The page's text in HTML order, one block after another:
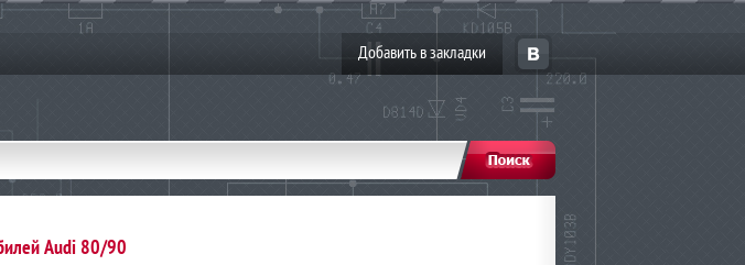
Добавить в закладки
Audi 80/90